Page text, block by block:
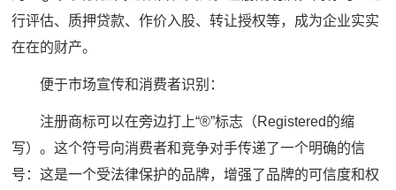
行评估、质押贷款、作价入股、转让授权等，成为企业实实
在在的财产。
便于市场宣传和消费者识别：
注册商标可以在旁边打上“®”标志（Registered的缩
写）。这个符号向消费者和竞争对手传递了一个明确的信
号：这是一个受法律保护的品牌，增强了品牌的可信度和权